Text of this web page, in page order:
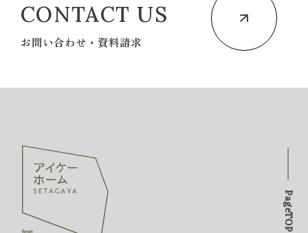
CONTACT US
お問い合わせ・資料請求
PageTOP